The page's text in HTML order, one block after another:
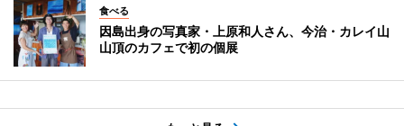
食べる
因島出身の写真家・上原和人さん、今治・カレイ山
山頂のカフェで初の個展